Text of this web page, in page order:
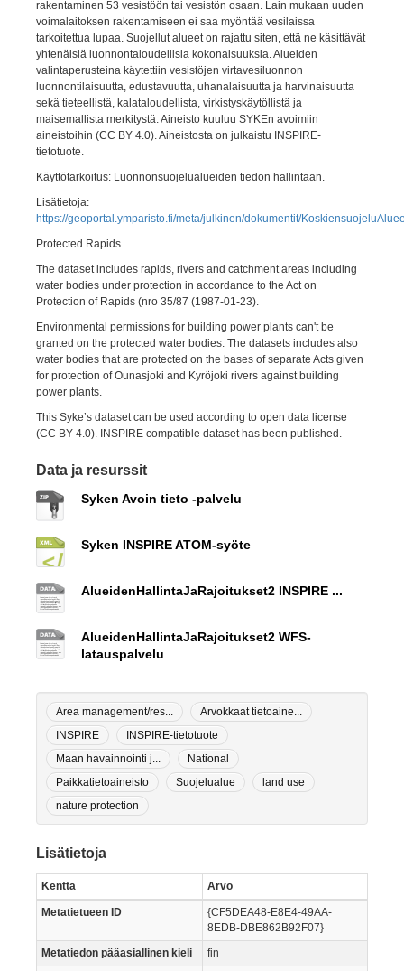
rakentaminen 53 vesistöön tai vesistön osaan. Lain mukaan uuden
voimalaitoksen rakentamiseen ei saa myöntää vesilaissa
tarkoitettua lupaa. Suojellut alueet on rajattu siten, että ne käsittävät
yhtenäisiä luonnontaloudellisia kokonaisuuksia. Alueiden
valintaperusteina käytettiin vesistöjen virtavesiluonnon
luonnontilaisuutta, edustavuutta, uhanalaisuutta ja harvinaisuutta
sekä tieteellistä, kalataloudellista, virkistyskäytöllistä ja
maisemallista merkitystä. Aineisto kuuluu SYKEn avoimiin
aineistoihin (CC BY 4.0). Aineistosta on julkaistu INSPIRE-
tietotuote.
Käyttötarkoitus: Luonnonsuojelualueiden tiedon hallintaan.
Lisätietoja:
https://geoportal.ymparisto.fi/meta/julkinen/dokumentit/
Protected Rapids
The dataset includes rapids, rivers and catchment areas including
water bodies under protection in accordance to the Act on
Protection of Rapids (nro 35/87 (1987-01-23).
Environmental permissions for building power plants can't be
granted on the protected water bodies. The datasets includes also
water bodies that are protected on the bases of separate Acts given
for protection of Ounasjoki and Kyröjoki rivers against building
power plants.
This Syke’s dataset can be used according to open data license
(CC BY 4.0). INSPIRE compatible dataset has been published.
Data ja resurssit
Syken Avoin tieto -palvelu
Syken INSPIRE ATOM-syöte
AlueidenHallintaJaRajoitukset2 INSPIRE ...
AlueidenHallintaJaRajoitukset2 WFS-
latauspalvelu
Area management/res...
Arvokkaat tietoaine...
INSPIRE
INSPIRE-tietotuote
Maan havainnointi j...
National
Paikkatietoaineisto
Suojelualue
land use
nature protection
Lisätietoja
Kenttä Arvo
Metatietueen ID
{CF5DEA48-E8E4-49AA-
8EDB-DBE862B92F07}
Metatiedon pääasiallinen kieli
fin